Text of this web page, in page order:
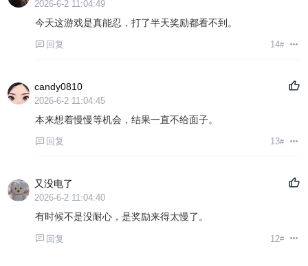
2026-6-2 11:04:49
今天这游戏是真能忍，打了半天奖励都看不到。
回复 14#
candy0810
2026-6-2 11:04:45
本来想着慢慢等机会，结果一直不给面子。
回复 13#
又没电了
2026-6-2 11:04:40
有时候不是没耐心，是奖励来得太慢了。
回复 12#